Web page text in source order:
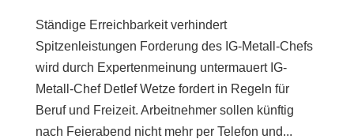
Ständige Erreichbarkeit verhindert
Spitzenleistungen Forderung des IG-Metall-Chefs
wird durch Expertenmeinung untermauert IG-
Metall-Chef Detlef Wetze fordert in Regeln für
Beruf und Freizeit. Arbeitnehmer sollen künftig
nach Feierabend nicht mehr per Telefon und...